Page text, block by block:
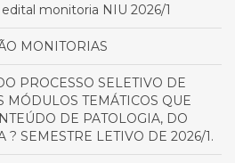
monitoria NIU 2026/1
MONITORIAS
PROCESSO SELETIVO DE
MÓDULOS TEMÁTICOS QUE
DE PATOLOGIA, DO
? SEMESTRE LETIVO DE 2026/1.